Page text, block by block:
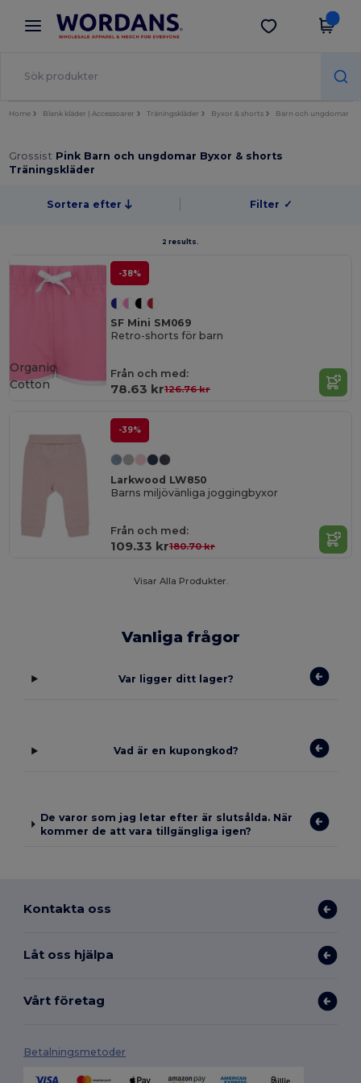
× Wordans-app
Bättre priser i appen!
Hämta app
Home Blank kläder | Accessoarer Träningskläder Byxor & shorts Barn och ungdomar
Grossist Pink Barn och ungdomar Byxor & shorts
Träningskläder
Sortera efter Filter ✓
2 results.
-38%
SF Mini SM069
Retro-shorts för barn
Från och med:
78.63 kr126.76 kr
Organic
Cotton
-39%
Larkwood LW850
Barns miljövänliga joggingbyxor
Från och med:
109.33 kr180.70 kr
Visar Alla Produkter.
Vanliga frågor
Var ligger ditt lager?
Vad är en kupongkod?
De varor som jag letar efter är slutsålda. När
kommer de att vara tillgängliga igen?
Kontakta oss
Låt oss hjälpa
Vårt företag
Betalningsmetoder